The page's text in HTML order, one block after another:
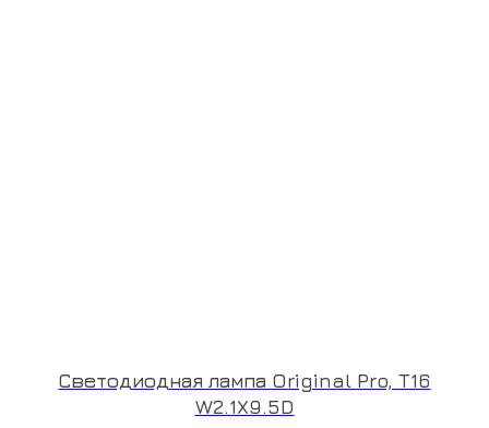
Светодиодная лампа Original Pro, T16
W2.1X9.5D